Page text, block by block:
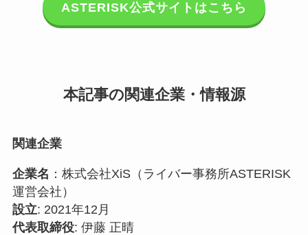
ASTERISK公式サイトはこちら
本記事の関連企業・情報源
関連企業
企業名 ：株式会社XiS（ライバー事務所ASTERISK
運営会社）
設立: 2021年12月
代表取締役: 伊藤 正晴